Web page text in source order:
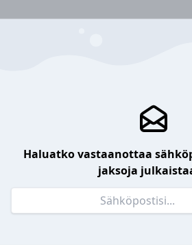
Haluatko vastaanottaa
jaksoja